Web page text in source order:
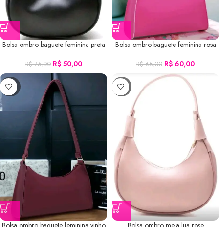
Bolsa ombro baguete feminina preta
R$75,00 R$50,00
Bolsa ombro baguete feminina rosa
R$65,00 R$ 60,00
-23%
Bolsa ombro baguete feminina vinho
-14%
Bolsa ombro meia lua rose